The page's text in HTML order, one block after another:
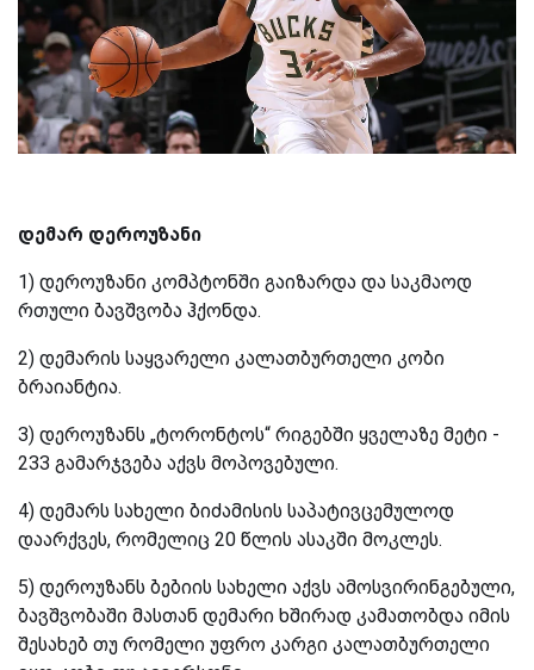
დემარ დეროუზანი
1) დეროუზანი კომპტონში გაიზარდა და საკმაოდ
რთული ბავშვობა ჰქონდა.
2) დემარის საყვარელი კალათბურთელი კობი
ბრაიანტია.
3) დეროუზანს „ტორონტოს“ რიგებში ყველაზე მეტი -
233 გამარჯვება აქვს მოპოვებული.
4) დემარს სახელი ბიძამისის საპატივცემულოდ
დაარქვეს, რომელიც 20 წლის ასაკში მოკლეს.
5) დეროუზანს ბებიის სახელი აქვს ამოსვირინგებული,
ბავშვობაში მასთან დემარი ხშირად კამათობდა იმის
შესახებ თუ რომელი უფრო კარგი კალათბურთელი